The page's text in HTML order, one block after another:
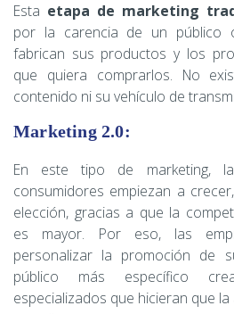
Esta etapa de marketing
por la carencia de un público
fabrican sus productos y los
que quiera comprarlos. No
contenido ni su vehículo de
Marketing 2.0:
En este tipo de marketing,
consumidores empiezan a
elección, gracias a que la
es mayor. Por eso, las
personalizar la promoción de
público más específico
especializados que hicieran que